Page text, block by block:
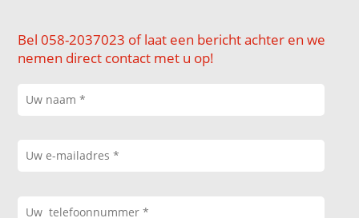
Bel 058-2037023 of laat een bericht achter en we
nemen direct contact met u op!